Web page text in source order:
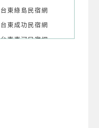
台東綠島民宿網
台東成功民宿網
台東東河民宿網